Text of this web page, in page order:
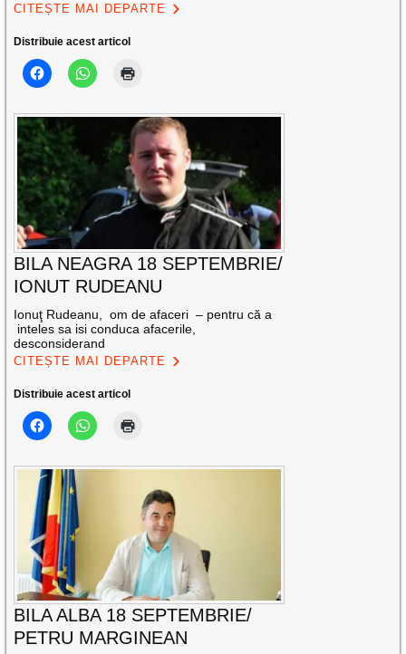
CITEȘTE MAI DEPARTE
Distribuie acest articol
BILA NEAGRA 18 SEPTEMBRIE/
IONUT RUDEANU
Ionuţ Rudeanu, om de afaceri – pentru că a
inteles sa isi conduca afacerile,
desconsiderand
CITEȘTE MAI DEPARTE
Distribuie acest articol
BILA ALBA 18 SEPTEMBRIE/
PETRU MARGINEAN